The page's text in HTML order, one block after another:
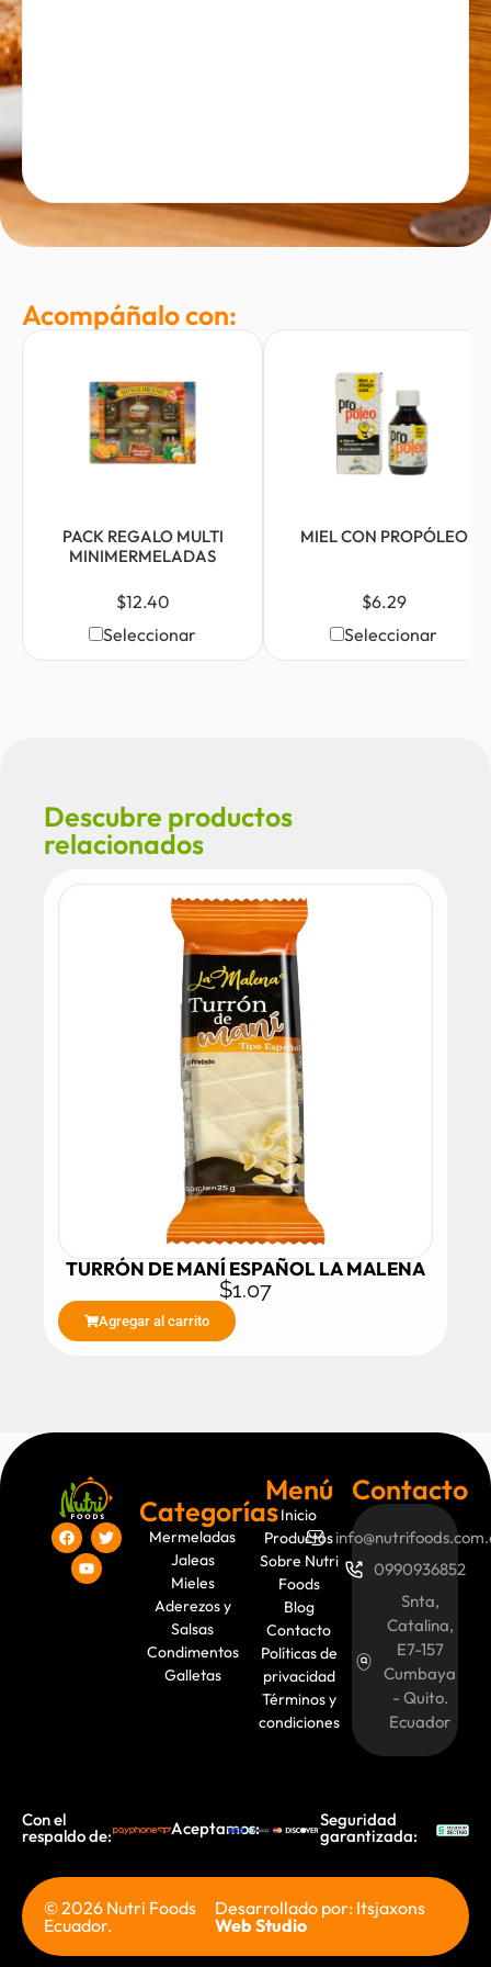
Acompáñalo con:
PACK REGALO MULTI
MINIMERMELADAS
$12.40
Seleccionar
MIEL CON PROPÓLEO
$6.29
Seleccionar
Descubre productos
relacionados
TURRÓN DE MANÍ ESPAÑOL LA MALENA
$1.07
Agregar al carrito
Categorías
Mermeladas
Jaleas
Mieles
Aderezos y
Salsas
Condimentos
Galletas
Menú
Inicio
Productos
Sobre Nutri
Foods
Blog
Contacto
Políticas de
privacidad
Términos y
condiciones
Contacto
0990936852
Snta,
Catalina,
E7-157
Cumbaya
- Quito.
Ecuador
Con el
respaldo de: Aceptamos: Seguridad
garantizada:
© 2026 Nutri Foods
Ecuador.
Desarrollado por: Itsjaxons
Web Studio